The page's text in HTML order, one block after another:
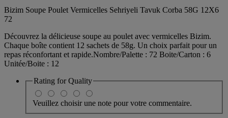
Bizim Soupe Poulet Vermicelles Sehriyeli Tavuk Corba 58G 12X6
72
Découvrez la délicieuse soupe au poulet avec vermicelles Bizim.
Chaque boîte contient 12 sachets de 58g. Un choix parfait pour un
repas réconfortant et rapide.Nombre/Palette : 72 Boite/Carton : 6
Unitée/Boite : 12
Rating forQuality
Veuillez choisir une note pour votre commentaire.